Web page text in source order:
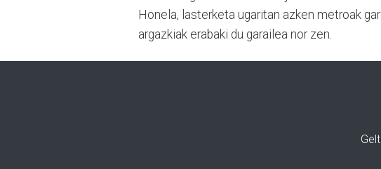
Honela, lasterketa ugaritan azken metroak
argazkiak erabaki du garailea nor zen.